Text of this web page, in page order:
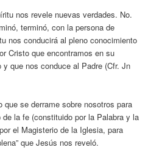
nos revele nuevas verdades. No.
terminó, con la persona de
nos conducirá al pleno conocimiento
Cristo que encontramos en su
que nos conduce al Padre (Cfr. Jn
se derrame sobre nosotros para
la fe (constituido por la Palabra y la
el Magisterio de la Iglesia, para
que Jesús nos reveló.